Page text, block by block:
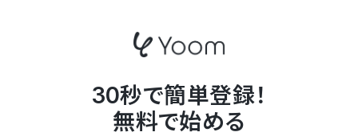
30秒で簡単登録！
無料で始める